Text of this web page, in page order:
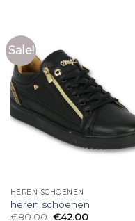
Sale!
HEREN SCHOENEN
heren schoenen
€80.00 €42.00